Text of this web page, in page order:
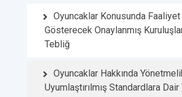
Oyuncaklar Konusunda Faaliyet
Gösterecek Onaylanmış
Tebliğ
Oyuncaklar Hakkında
Uyumlaştırılmış Standardlara